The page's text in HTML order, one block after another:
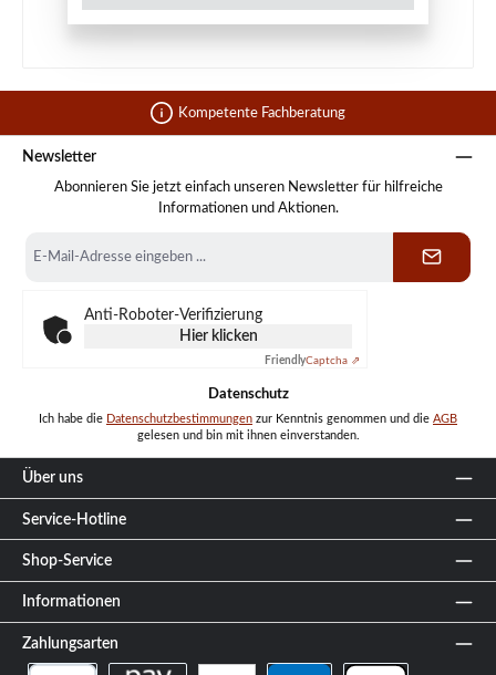
Kompetente Fachberatung
Newsletter
Abonnieren Sie jetzt einfach unseren Newsletter für hilfreiche
Informationen und Aktionen.
Mail-
Anti-Roboter-Verifizierung
Hier klicken
FriendlyCaptcha ⇗
Datenschutz
Ich habe die Datenschutzbestimmungen zur Kenntnis genommen und die AGB
gelesen und bin mit ihnen einverstanden.
Über uns
Service-Hotline
Shop-Service
Informationen
Zahlungsarten